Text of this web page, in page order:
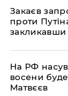
Закаєв
проти
закликавши
На РФ
восени
Матвєєв